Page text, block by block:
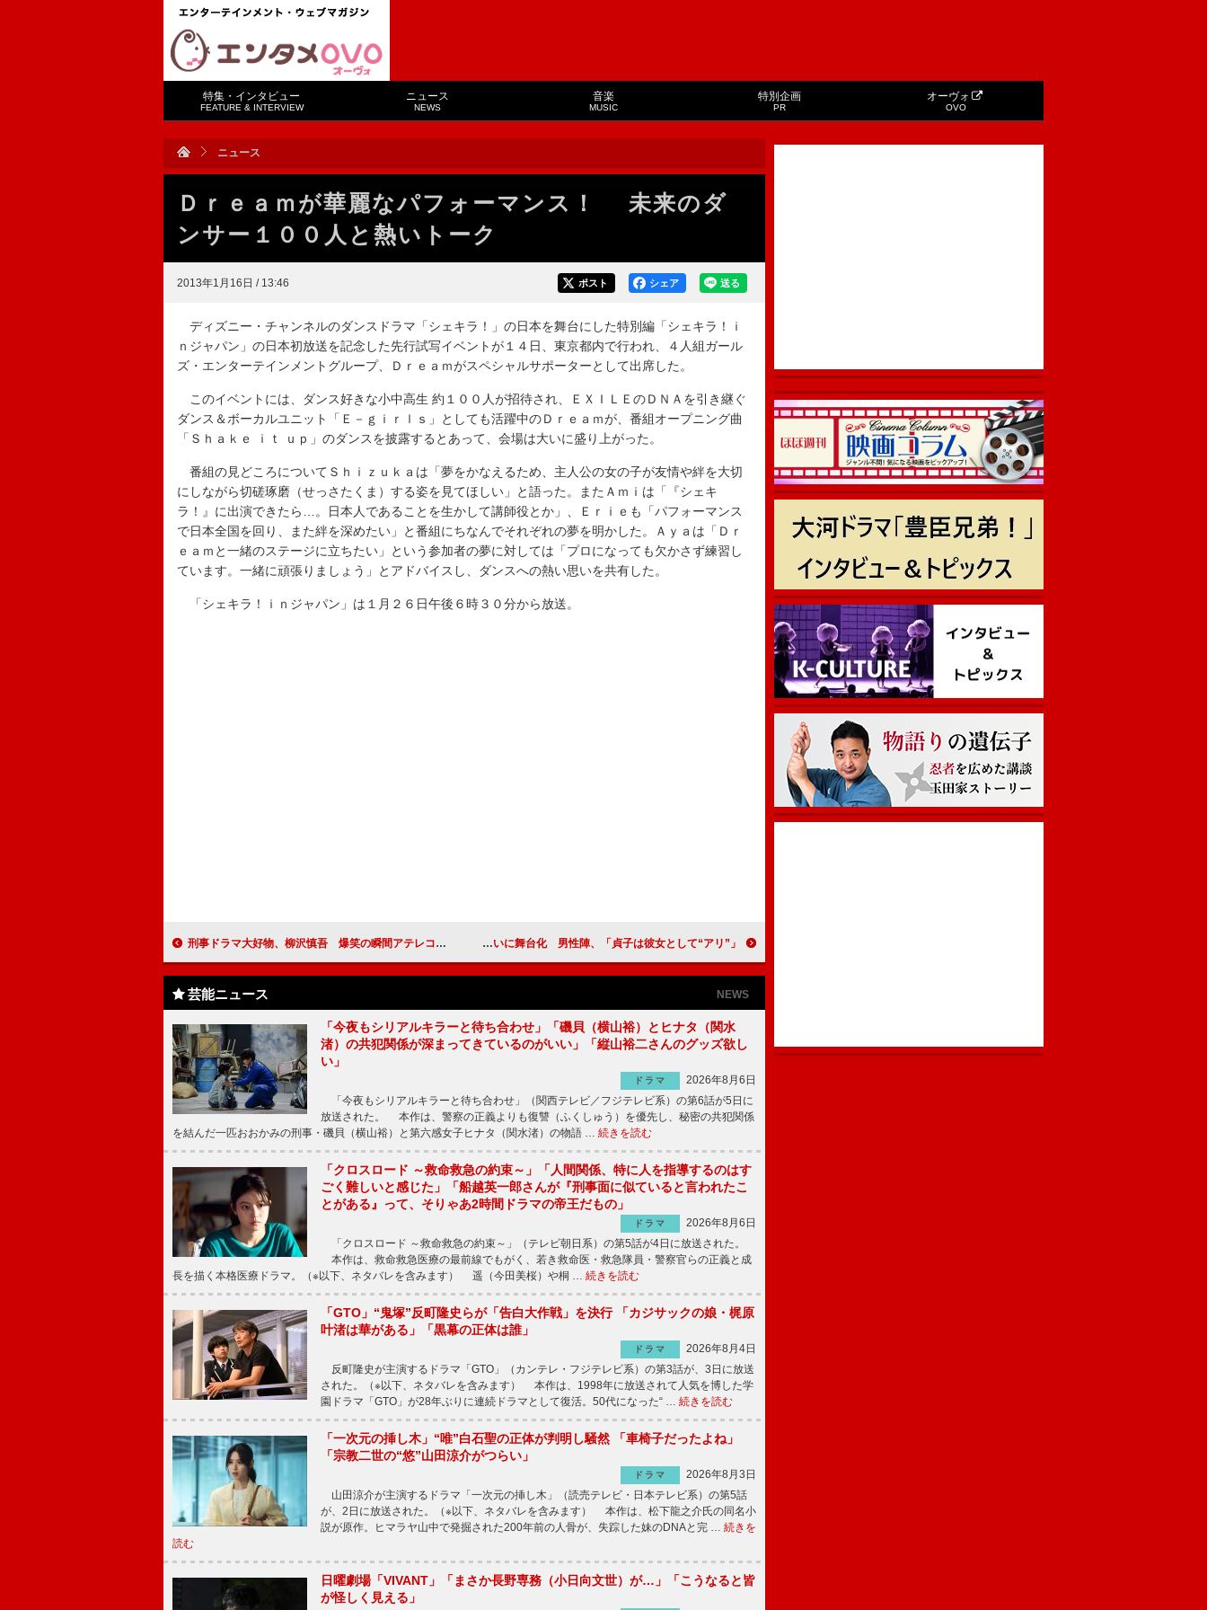
特集・インタビュー
FEATURE & INTERVIEW
ニュース
NEWS
音楽
MUSIC
特別企画
PR
オーヴォ
OVO
ニュース
Ｄｒｅａｍが華麗なパフォーマンス！ 未来のダ
ンサー１００人と熱いトーク
2013年1月16日 / 13:46 送る
シェア
ポスト
ディズニー・チャンネルのダンスドラマ「シェキラ！」の日本を舞台にした特別編「シェキラ！ｉ
ｎジャパン」の日本初放送を記念した先行試写イベントが１４日、東京都内で行われ、４人組ガール
ズ・エンターテインメントグループ、Ｄｒｅａｍがスペシャルサポーターとして出席した。
このイベントには、ダンス好きな小中高生 約１００人が招待され、ＥＸＩＬＥのＤＮＡを引き継ぐ
ダンス＆ボーカルユニット「Ｅ－ｇｉｒｌｓ」としても活躍中のＤｒｅａｍが、番組オープニング曲
「Ｓｈａｋｅ ｉｔ ｕｐ」のダンスを披露するとあって、会場は大いに盛り上がった。
番組の見どころについてＳｈｉｚｕｋａは「夢をかなえるため、主人公の女の子が友情や絆を大切
にしながら切磋琢磨（せっさたくま）する姿を見てほしい」と語った。またＡｍｉは「『シェキ
ラ！』に出演できたら…。日本人であることを生かして講師役とか」、Ｅｒｉｅも「パフォーマンス
で日本全国を回り、また絆を深めたい」と番組にちなんでそれぞれの夢を明かした。Ａｙａは「Ｄｒ
ｅａｍと一緒のステージに立ちたい」という参加者の夢に対しては「プロになっても欠かさず練習し
ています。一緒に頑張りましょう」とアドバイスし、ダンスへの熱い思いを共有した。
「シェキラ！ｉｎジャパン」は１月２６日午後６時３０分から放送。
刑事ドラマ大好物、柳沢慎吾 爆笑の瞬間アテレコ技披露 貞子、２０１３年、ついに舞台化 男性陣、「貞子は彼女として“アリ”」
芸能ニュース NEWS
「今夜もシリアルキラーと待ち合わせ」「磯貝（横山裕）とヒナタ（関水
渚）の共犯関係が深まってきているのがいい」「縦山裕二さんのグッズ欲し
い」
ドラマ
2026年8月6日
「今夜もシリアルキラーと待ち合わせ」（関西テレビ／フジテレビ系）の第6話が5日に
放送された。 本作は、警察の正義よりも復讐（ふくしゅう）を優先し、秘密の共犯関係
を結んだ一匹おおかみの刑事・磯貝（横山裕）と第六感女子ヒナタ（関水渚）の物語 … 続きを読む
「クロスロード ～救命救急の約束～」「人間関係、特に人を指導するのはす
ごく難しいと感じた」「船越英一郎さんが『刑事面に似ていると言われたこ
とがある』って、そりゃあ2時間ドラマの帝王だもの」
ドラマ
2026年8月6日
「クロスロード ～救命救急の約束～」（テレビ朝日系）の第5話が4日に放送された。
本作は、救命救急医療の最前線でもがく、若き救命医・救急隊員・警察官らの正義と成
長を描く本格医療ドラマ。（※以下、ネタバレを含みます） 遥（今田美桜）や桐 … 続きを読む
「GTO」“鬼塚”反町隆史らが「告白大作戦」を決行 「カジサックの娘・梶原
叶渚は華がある」「黒幕の正体は誰」
ドラマ
2026年8月4日
反町隆史が主演するドラマ「GTO」（カンテレ・フジテレビ系）の第3話が、3日に放送
された。（※以下、ネタバレを含みます） 本作は、1998年に放送されて人気を博した学
園ドラマ「GTO」が28年ぶりに連続ドラマとして復活。50代になった“ … 続きを読む
「一次元の挿し木」“唯”白石聖の正体が判明し騒然 「車椅子だったよね」
「宗教二世の“悠”山田涼介がつらい」
ドラマ
2026年8月3日
山田涼介が主演するドラマ「一次元の挿し木」（読売テレビ・日本テレビ系）の第5話
が、2日に放送された。（※以下、ネタバレを含みます） 本作は、松下龍之介氏の同名小
説が原作。ヒマラヤ山中で発掘された200年前の人骨が、失踪した妹のDNAと完 … 続きを
読む
日曜劇場「VIVANT」「まさか長野専務（小日向文世）が…」「こうなると皆
が怪しく見える」